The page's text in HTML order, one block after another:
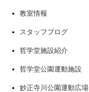
教室情報
スタッフブログ
哲学堂施設紹介
哲学堂公園運動施設
妙正寺川公園運動広場